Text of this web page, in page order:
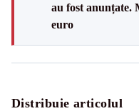
au fost anunțate.
euro
Distribuie articolul